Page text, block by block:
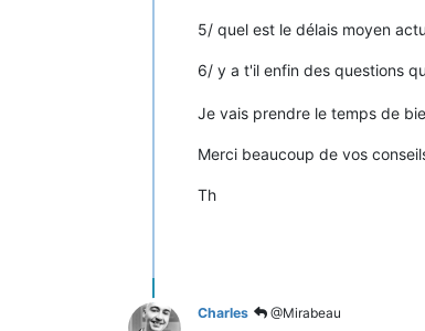
5/ quel est le délais moyen
6/ y a t'il enfin des questions
Je vais prendre le temps de
Merci beaucoup de vos
Th
Charles @Mirabeau